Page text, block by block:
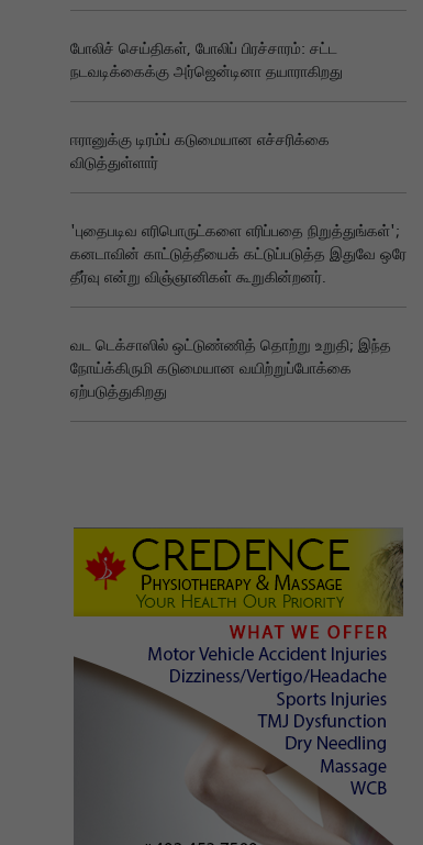
போலிச் செய்திகள், போலிப் பிரச்சாரம்: சட்ட
நடவடிக்கைக்கு அர்ஜென்டினா தயாராகிறது
ஈரானுக்கு டிரம்ப் கடுமையான எச்சரிக்கை
விடுத்துள்ளார்
'புதைபடிவ எரிபொருட்களை எரிப்பதை நிறுத்துங்கள்';
கனடாவின் காட்டுத்தீயைக் கட்டுப்படுத்த இதுவே ஒரே
தீர்வு என்று விஞ்ஞானிகள் கூறுகின்றனர்.
வட டெக்சாஸில் ஒட்டுண்ணித் தொற்று உறுதி; இந்த
நோய்க்கிருமி கடுமையான வயிற்றுப்போக்கை
ஏற்படுத்துகிறது